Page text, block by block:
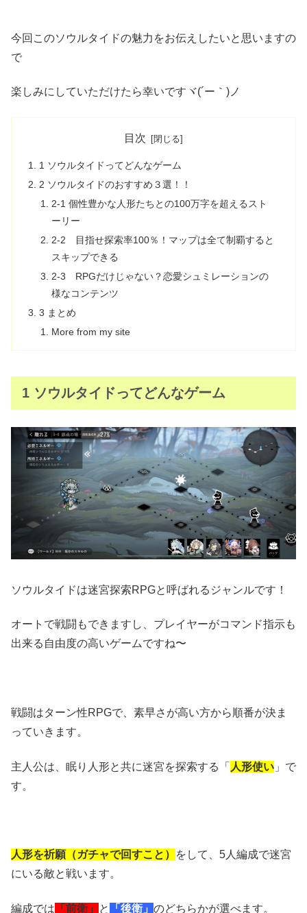
今回このソウルタイドの魅力をお伝えしたいと思いますの
で
楽しみにしていただけたら幸いですヾ(´ー｀)ノ
目次
1 ソウルタイドってどんなゲーム
2 ソウルタイドのおすすめ３選！！
2-1 個性豊かな人形たちとの100万字を超えるスト
ーリー
2-2 目指せ探索率100％！マップは全て制覇すると
スキップできる
2-3 RPGだけじゃない？恋愛シュミレーションの
様なコンテンツ
3 まとめ
More from my site
1 ソウルタイドってどんなゲーム
ソウルタイドは迷宮探索RPGと呼ばれるジャンルです！
オートで戦闘もできますし、プレイヤーがコマンド指示も
出来る自由度の高いゲームですね〜
戦闘はターン性RPGで、素早さが高い方から順番が決ま
っていきます。
主人公は、眠り人形と共に迷宮を探索する「 人形使い 」で
す。
人形を祈願（ガチャで回すこと）
をして、5人編成で迷宮
にいる敵と戦います。
編成では 「前衛」 と 「後衛」 のどちらかが選べます。